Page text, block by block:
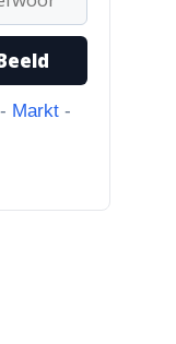
- Markt -